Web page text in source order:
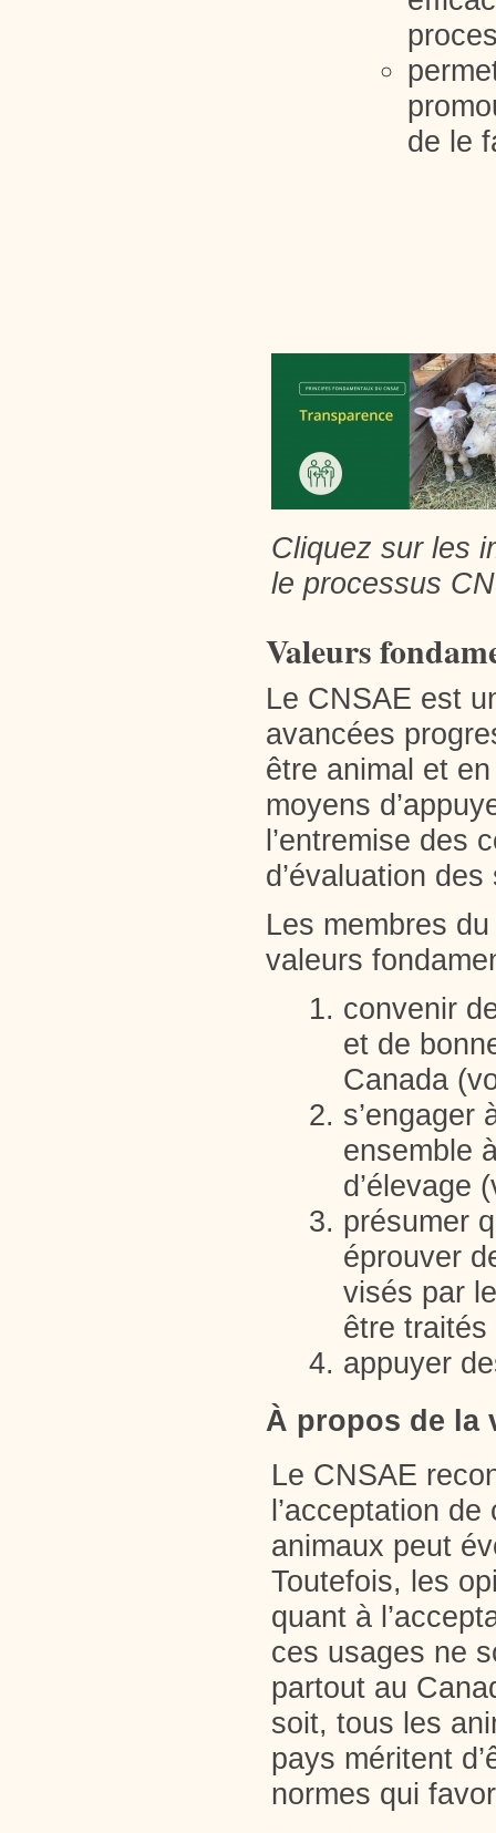
de le
Cliquez sur les
le processus
Valeurs
Le CNSAE est
avancées
être animal et
moyens
l’entremise des
d’évaluation
Les membres
valeurs
convenir
et de
Canada
s’engager
ensemble
d’élevage
présumer
éprouver
visés par
être
appuyer
À propos de la
Le CNSAE
l’acceptation
animaux peut
Toutefois, les
quant à
ces usages ne
partout au
soit, tous les
pays méritent
normes qui